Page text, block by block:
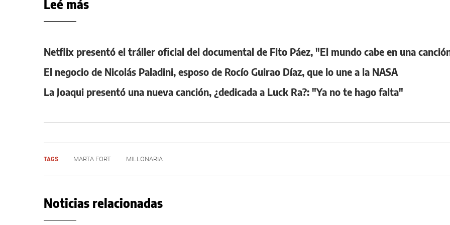
Leé más
Netflix presentó el tráiler oficial del documental de Fito Páez, "El mundo cabe en una
El negocio de Nicolás Paladini, esposo de Rocío Guirao Díaz, que lo une a la NASA
La Joaqui presentó una nueva canción, ¿dedicada a Luck Ra?: "Ya no te hago falta"
TAGS MARTA FORT MILLONARIA
Noticias relacionadas